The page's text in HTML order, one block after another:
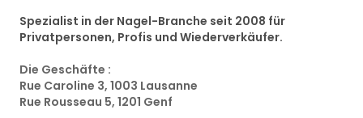
Spezialist in der Nagel-Branche seit 2008 für
Privatpersonen, Profis und Wiederverkäufer.
Die Geschäfte :
Rue Caroline 3, 1003 Lausanne
Rue Rousseau 5, 1201 Genf